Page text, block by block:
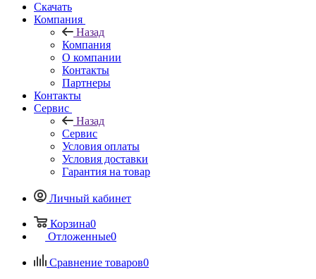
Скачать
Компания
Назад
Компания
О компании
Контакты
Партнеры
Контакты
Сервис
Назад
Сервис
Условия оплаты
Условия доставки
Гарантия на товар
Личный кабинет
Корзина0
Отложенные0
Сравнение товаров0